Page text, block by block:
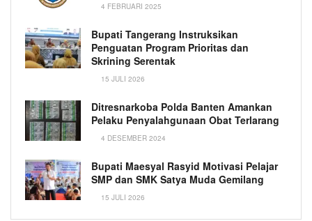
4 FEBRUARI 2025
Bupati Tangerang Instruksikan
Penguatan Program Prioritas dan
Skrining Serentak
15 JULI 2026
Ditresnarkoba Polda Banten Amankan
Pelaku Penyalahgunaan Obat Terlarang
4 DESEMBER 2024
Bupati Maesyal Rasyid Motivasi Pelajar
SMP dan SMK Satya Muda Gemilang
15 JULI 2026